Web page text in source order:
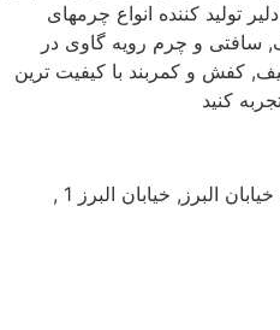
تولید کننده انواع چرمهای
سافتی و چرم رویه گاوی در
کفش و کمربند با کیفیت ترین
کنید
آدرس کارخانه: چرمشهر ورامین, خیابان البرز, خیابان البرز 1 ,